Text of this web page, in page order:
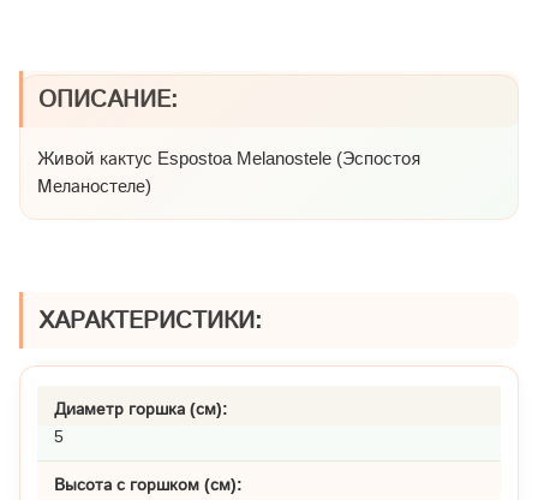
ОПИСАНИЕ:
Живой кактус Espostoa Melanostele (Эспостоя
Меланостеле)
ХАРАКТЕРИСТИКИ:
Диаметр горшка (см):
5
Высота с горшком (см):